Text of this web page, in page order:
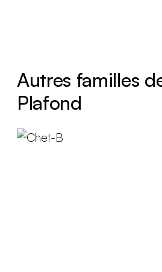
Autres familles
Plafond